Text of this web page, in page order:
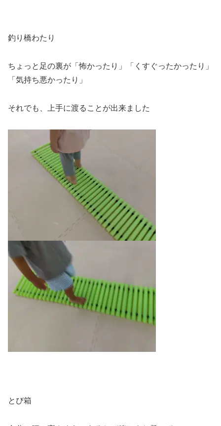
釣り橋わたり
ちょっと足の裏が「怖かったり」「くすぐったかったり」
「気持ち悪かったり」
それでも、上手に渡ることが出来ました
とび箱